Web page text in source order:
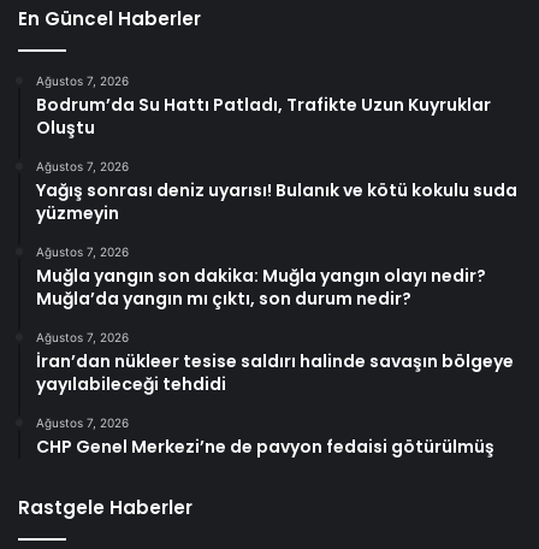
En Güncel Haberler
Ağustos 7, 2026
Bodrum’da Su Hattı Patladı, Trafikte Uzun Kuyruklar
Oluştu
Ağustos 7, 2026
Yağış sonrası deniz uyarısı! Bulanık ve kötü kokulu suda
yüzmeyin
Ağustos 7, 2026
Muğla yangın son dakika: Muğla yangın olayı nedir?
Muğla’da yangın mı çıktı, son durum nedir?
Ağustos 7, 2026
İran’dan nükleer tesise saldırı halinde savaşın bölgeye
yayılabileceği tehdidi
Ağustos 7, 2026
CHP Genel Merkezi’ne de pavyon fedaisi götürülmüş
Rastgele Haberler